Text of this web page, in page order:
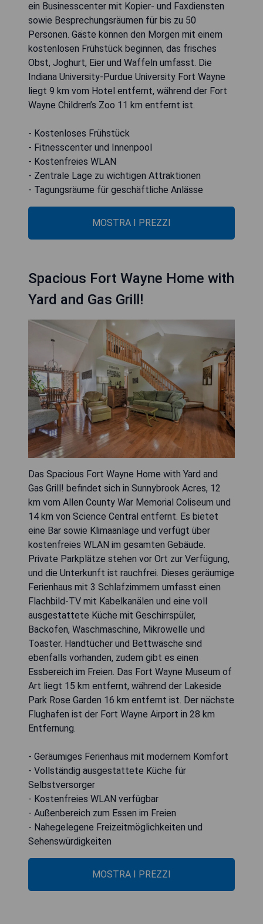
ein Businesscenter mit Kopier- und Faxdiensten
sowie Besprechungsräumen für bis zu 50
Personen. Gäste können den Morgen mit einem
kostenlosen Frühstück beginnen, das frisches
Obst, Joghurt, Eier und Waffeln umfasst. Die
Indiana University-Purdue University Fort Wayne
liegt 9 km vom Hotel entfernt, während der Fort
Wayne Children’s Zoo 11 km entfernt ist.
- Kostenloses Frühstück
- Fitnesscenter und Innenpool
- Kostenfreies WLAN
- Zentrale Lage zu wichtigen Attraktionen
- Tagungsräume für geschäftliche Anlässe
MOSTRA I PREZZI
Spacious Fort Wayne Home with
Yard and Gas Grill!
Das Spacious Fort Wayne Home with Yard and
Gas Grill! befindet sich in Sunnybrook Acres, 12
km vom Allen County War Memorial Coliseum und
14 km von Science Central entfernt. Es bietet
eine Bar sowie Klimaanlage und verfügt über
kostenfreies WLAN im gesamten Gebäude.
Private Parkplätze stehen vor Ort zur Verfügung,
und die Unterkunft ist rauchfrei. Dieses geräumige
Ferienhaus mit 3 Schlafzimmern umfasst einen
Flachbild-TV mit Kabelkanälen und eine voll
ausgestattete Küche mit Geschirrspüler,
Backofen, Waschmaschine, Mikrowelle und
Toaster. Handtücher und Bettwäsche sind
ebenfalls vorhanden, zudem gibt es einen
Essbereich im Freien. Das Fort Wayne Museum of
Art liegt 15 km entfernt, während der Lakeside
Park Rose Garden 16 km entfernt ist. Der nächste
Flughafen ist der Fort Wayne Airport in 28 km
Entfernung.
- Geräumiges Ferienhaus mit modernem Komfort
- Vollständig ausgestattete Küche für
Selbstversorger
- Kostenfreies WLAN verfügbar
- Außenbereich zum Essen im Freien
- Nahegelegene Freizeitmöglichkeiten und
Sehenswürdigkeiten
MOSTRA I PREZZI